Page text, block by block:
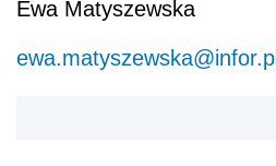
Ewa Matyszewska
ewa.matyszewska@infor.pl